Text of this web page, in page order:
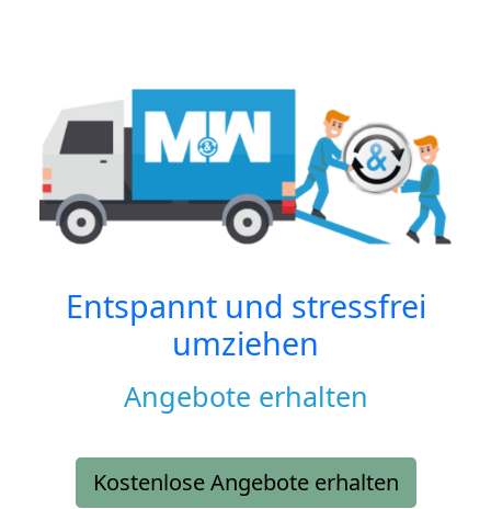
Entspannt und stressfrei
umziehen
Angebote erhalten
Kostenlose Angebote erhalten